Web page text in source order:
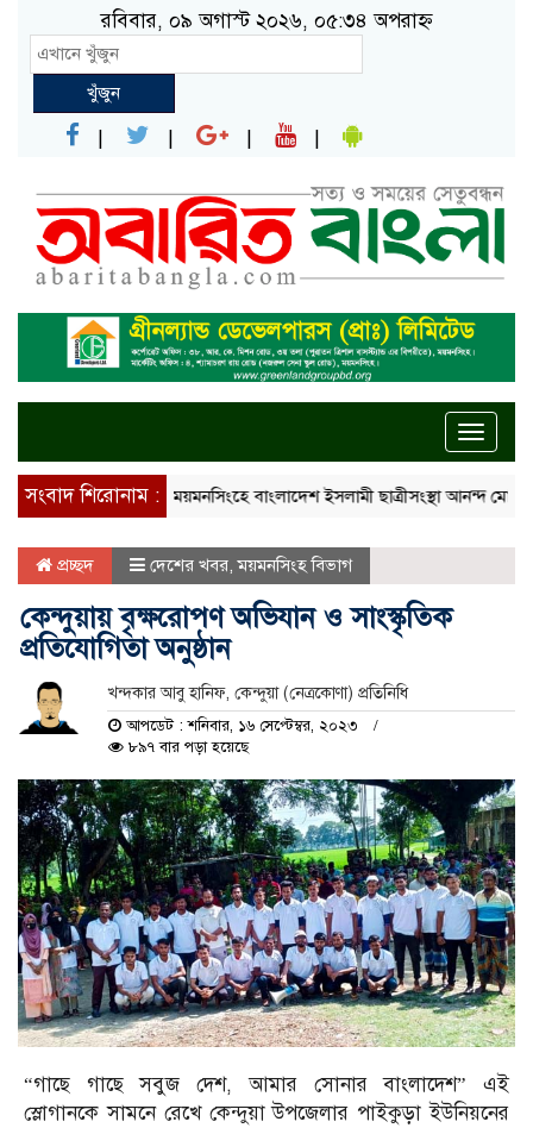
রবিবার, ০৯ অগাস্ট ২০২৬, ০৫:৩৪ অপরাহ্ন
খুঁজুন
Toggle
সংবাদ শিরোনাম :ময়মনসিংহে বাংলাদেশ ইসলামী ছাত্রীসংস্থা আনন্দ মোহন কলেজ
প্রচ্ছদ দেশের খবর,ময়মনসিংহ বিভাগ
কেন্দুয়ায় বৃক্ষরোপণ অভিযান ও সাংস্কৃতিক
প্রতিযোগিতা অনুষ্ঠান
খন্দকার আবু হানিফ, কেন্দুয়া (নেত্রকোণা) প্রতিনিধি
আপডেট : শনিবার, ১৬ সেপ্টেম্বর, ২০২৩
৮৯৭ বার পড়া হয়েছে
“গাছে গাছে সবুজ দেশ, আমার সোনার বাংলাদেশ” এই
স্লোগানকে সামনে রেখে কেন্দুয়া উপজেলার পাইকুড়া ইউনিয়নের